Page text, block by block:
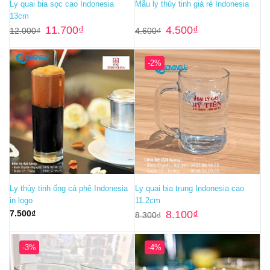
Ly quai bia sọc cao Indonesia
13cm
12.000₫ Giá
gốc
12.000₫.
11.700₫
11.700₫.
Mẫu ly thủy tinh giá rẻ Indonesia
4.600₫ Giá
gốc
4.600₫.
4.500₫
là:
4.500₫.
Ly thủy tinh ống cà phê Indonesia
in logo
7.500₫
-2%
Ly quai bia trung Indonesia cao
11.2cm
8.300₫ Giá
gốc
8.300₫.
8.100₫
8.100₫.
-3% -4%